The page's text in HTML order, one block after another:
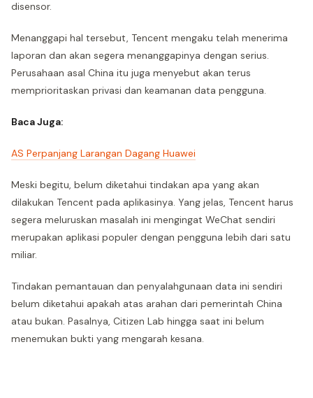
disensor.
Menanggapi hal tersebut, Tencent mengaku telah menerima
laporan dan akan segera menanggapinya dengan serius.
Perusahaan asal China itu juga menyebut akan terus
memprioritaskan privasi dan keamanan data pengguna.
Baca Juga:
AS Perpanjang Larangan Dagang Huawei
Meski begitu, belum diketahui tindakan apa yang akan
dilakukan Tencent pada aplikasinya. Yang jelas, Tencent harus
segera meluruskan masalah ini mengingat WeChat sendiri
merupakan aplikasi populer dengan pengguna lebih dari satu
miliar.
Tindakan pemantauan dan penyalahgunaan data ini sendiri
belum diketahui apakah atas arahan dari pemerintah China
atau bukan. Pasalnya, Citizen Lab hingga saat ini belum
menemukan bukti yang mengarah kesana.